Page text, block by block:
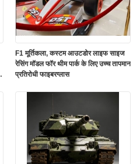
F1 मूर्तिकला, कस्टम आउटडोर लाइफ साइज
रेसिंग मॉडल फॉर थीम पार्क के लिए उच्च तापमान
प्रतिरोधी फाइबरग्लास